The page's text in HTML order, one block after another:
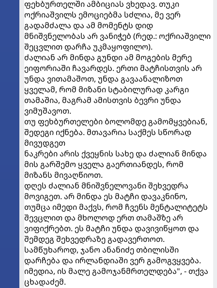
ფეხბურთელში ამბიციას ვხედავ. თუკი
ოქრიაშვილს ემოციებმა სძლია, მე ვერ
გადამძალა და ამ მომენტს დიდ
მნიშვნელობას არ ვანიჭებ (რედ.: ოქრიაშვილი
შეცვლით დარჩა უკმაყოფილო).
ძალიან არ მინდა გუნდი ამ მოგების მერე
ეიფორიაში ჩავარდეს. ერთი მატჩისთვის არ
უნდა ვითამაშოთ, უნდა გავაანალიზოთ
ყველამ, რომ მიზანი სტაბილურად კარგი
თამაშია, მაგრამ ამისთვის ბევრი უნდა
ვიმუშავოთ.
თუ ფეხბურთელები ბოლომდე გამომყვებიან,
შედეგი იქნება. მთავარია საქმეს სწორად
მივუდგეთ
ნაკრები არის ქვეყნის სახე და ძალიან მინდა
მის გარშემო ყველა გაერთიანდეს, რომ
მიზანს მივაღწიოთ.
დღეს ძალიან მნიშვნელოვანი შეხვედრა
მოვიგეთ. არ მინდა ეს მატჩი დავაკნინო,
თუმცა იმედი მაქვს, რომ ჩვენს მენტალიტეტს
შევცლით და მხოლოდ ერთ თამაშზე არ
ვიფიქრებთ. ეს მატჩი უნდა დავივიწყოთ და
შემდეგ შეხვედრაზე გადავერთოთ.
სამწუხაროდ, ჯანო ანანიძე თბილისში
დარჩება და ირლანდიაში ვერ გამოგვყვება.
იმედია, ის მალე გამოჯანმრთელდება", - თქვა
ცხადაძემ.